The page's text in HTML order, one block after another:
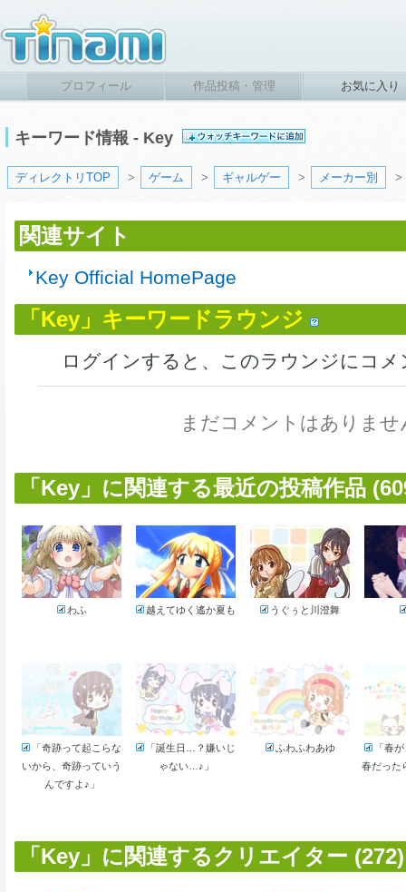
プロフィール 作品投稿・管理 お気に入り
キーワード情報 - Key
ディレクトリTOP > ゲーム > ギャルゲー > メーカー別 >
関連サイト
Key Official HomePage
「Key」キーワードラウンジ
ログインすると、このラウンジにコ
まだコメントはありませ
「Key」に関連する最近の投稿作品
わふ 越えてゆく遙か夏も うぐぅと川澄舞
「奇跡って起こらな
いから、奇跡っていう
んですよ♪」
「誕生日…？嫌いじ
ゃない…♪」
ふわふわあゆ
「春
春だった
「Key」に関連するクリエイター (272)